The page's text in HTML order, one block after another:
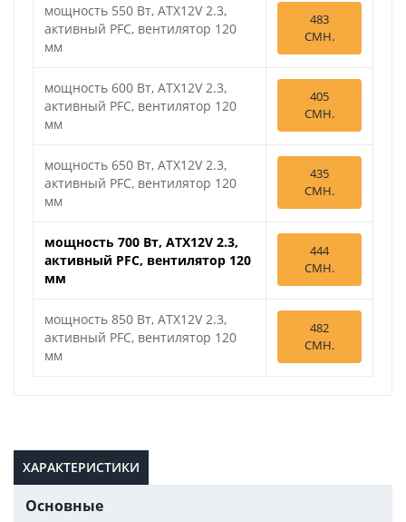
мощность 550 Вт, ATX12V 2.3,
активный PFC, вентилятор 120
мм
483
СМН.
мощность 600 Вт, ATX12V 2.3,
активный PFC, вентилятор 120
мм
405
СМН.
мощность 650 Вт, ATX12V 2.3,
активный PFC, вентилятор 120
мм
435
СМН.
мощность 700 Вт, ATX12V 2.3,
активный PFC, вентилятор 120
мм
444
СМН.
мощность 850 Вт, ATX12V 2.3,
активный PFC, вентилятор 120
мм
482
СМН.
ХАРАКТЕРИСТИКИ
Основные